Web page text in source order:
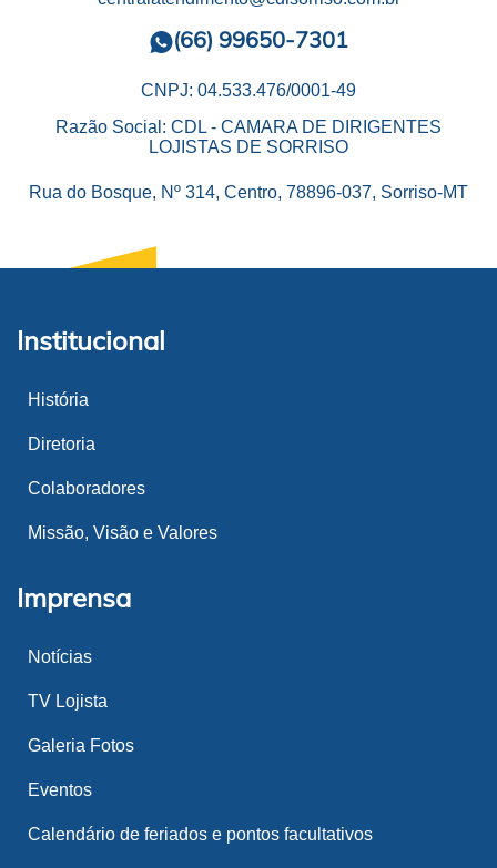
(66) 99650-7301
CNPJ: 04.533.476/0001-49
Razão Social: CDL - CAMARA DE DIRIGENTES
LOJISTAS DE SORRISO
Rua do Bosque, Nº 314, Centro, 78896-037, Sorriso-MT
Institucional
História
Diretoria
Colaboradores
Missão, Visão e Valores
Imprensa
Notícias
TV Lojista
Galeria Fotos
Eventos
Calendário de feriados e pontos facultativos